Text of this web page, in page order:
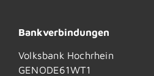
Bankverbindungen
Volksbank Hochrhein
GENODE61WT1